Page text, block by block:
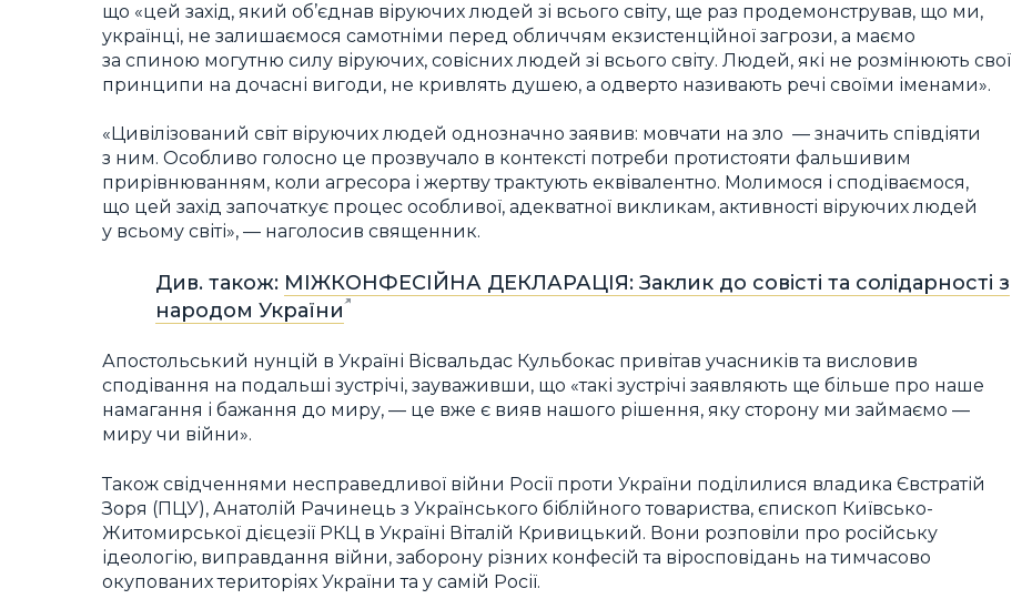
що «цей захід, який об’єднав віруючих людей зі всього світу, ще раз продемонстрував, що ми,
українці, не залишаємося самотніми перед обличчям екзистенційної загрози, а маємо
за спиною могутню силу віруючих, совісних людей зі всього світу. Людей, які не розмінюють свої
принципи на дочасні вигоди, не кривлять душею, а одверто називають речі своїми іменами».
«Цивілізований світ віруючих людей однозначно заявив: мовчати на зло — значить співдіяти
з ним. Особливо голосно це прозвучало в контексті потреби протистояти фальшивим
прирівнюванням, коли агресора і жертву трактують еквівалентно. Молимося і сподіваємося,
що цей захід започаткує процес особливої, адекватної викликам, активності віруючих людей
у всьому світі», — наголосив священник.
Див. також: МІЖКОНФЕСІЙНА ДЕКЛАРАЦІЯ: Заклик до совісті та солідарності з
народом України
Апостольський нунцій в Україні Вісвальдас Кульбокас привітав учасників та висловив
сподівання на подальші зустрічі, зауваживши, що «такі зустрічі заявляють ще більше про наше
намагання і бажання до миру, — це вже є вияв нашого рішення, яку сторону ми займаємо —
миру чи війни».
Також свідченнями несправедливої війни Росії проти України поділилися владика Євстратій
Зоря (ПЦУ), Анатолій Рачинець з Українського біблійного товариства, єпископ Київсько-
Житомирської дієцезії РКЦ в Україні Віталій Кривицький. Вони розповіли про російську
ідеологію, виправдання війни, заборону різних конфесій та віросповідань на тимчасово
окупованих територіях України та у самій Росії.